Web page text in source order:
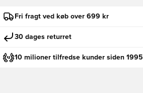
Fri fragt ved køb over 699 kr
30 dages returret
10 milioner tilfredse kunder siden 1995